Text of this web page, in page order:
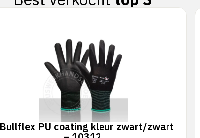
Bullflex PU coating kleur zwart/zwart